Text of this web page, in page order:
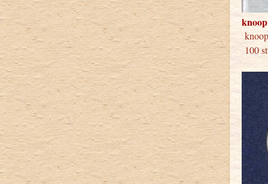
100